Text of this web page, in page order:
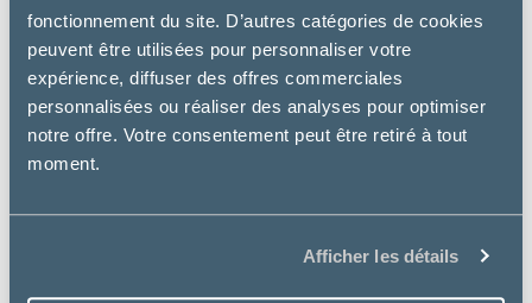
fonctionnement du site. D’autres catégories de cookies
peuvent être utilisées pour personnaliser votre
expérience, diffuser des offres commerciales
personnalisées ou réaliser des analyses pour optimiser
notre offre. Votre consentement peut être retiré à tout
moment.
Afficher les détails